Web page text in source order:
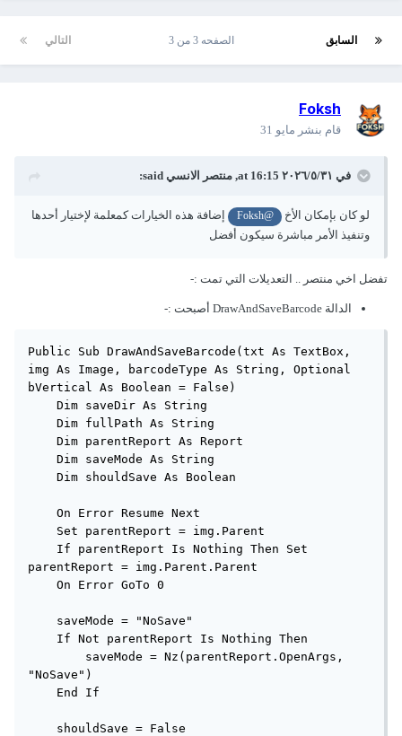
السابق التالي الصفحه 3 من 3
Foksh
قام بنشر مايو 31
في ٣١‏/٥‏/٢٠٢٦ at 16:15, منتصر الانسيsaid:
لو كان بإمكان الأخ @Foksh
إضافة هذه الخيارات كمعلمة لإختيار أحدها
وتنفيذ الأمر مباشرة سيكون أفضل
تفضل اخي منتصر .. التعديلات التي تمت:-
الدالة DrawAndSaveBarcode أصبحت :-
Public Sub DrawAndSaveBarcode(txt As TextBox,
img As Image, barcodeType As String, Optional
bVertical As Boolean = False)
    Dim saveDir As String
    Dim fullPath As String
    Dim parentReport As Report
    Dim saveMode As String
    Dim shouldSave As Boolean
    On Error Resume Next
    Set parentReport = img.Parent
    If parentReport Is Nothing Then Set
parentReport = img.Parent.Parent
    On Error GoTo 0
    saveMode = "NoSave"
    If Not parentReport Is Nothing Then
        saveMode = Nz(parentReport.OpenArgs,
"NoSave")
    End If
    shouldSave = False